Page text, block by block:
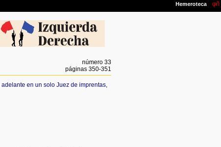
número 33
páginas 350-351
en un solo Juez de imprentas,